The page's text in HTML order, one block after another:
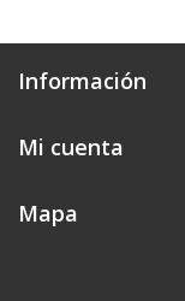
Información
Mi cuenta
Mapa